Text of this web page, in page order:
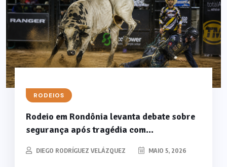
RODEIOS
Rodeio em Rondônia levanta debate sobre
segurança após tragédia com...
DIEGO RODRÍGUEZ VELÁZQUEZ MAIO 5, 2026